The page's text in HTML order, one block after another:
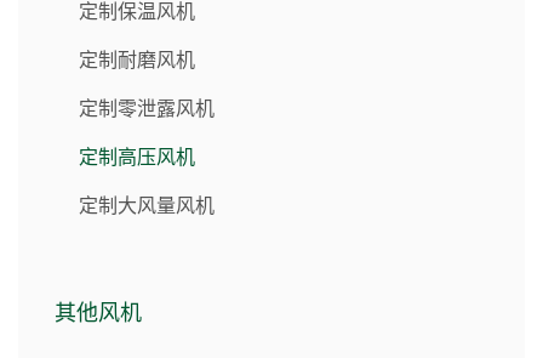
定制保温风机
定制耐磨风机
定制零泄露风机
定制高压风机
定制大风量风机
其他风机